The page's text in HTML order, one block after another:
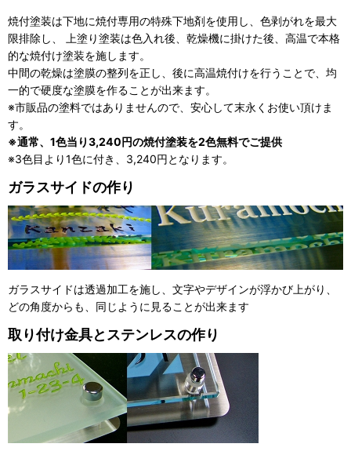
焼付塗装は下地に焼付専用の特殊下地剤を使用し、色剥がれを最大
限排除し、 上塗り塗装は色入れ後、乾燥機に掛けた後、高温で本格
的な焼付け塗装を施します。
中間の乾燥は塗膜の整列を正し、後に高温焼付けを行うことで、均
一的で硬度な塗膜を作ることが出来ます。
※市販品の塗料ではありませんので、安心して末永くお使い頂けま
す。
※通常、1色当り3,240円の焼付塗装を2色無料でご提供
※3色目より1色に付き、3,240円となります。
ガラスサイドの作り
ガラスサイドは透過加工を施し、文字やデザインが浮かび上がり、
どの角度からも、同じように見ることが出来ます
取り付け金具とステンレスの作り